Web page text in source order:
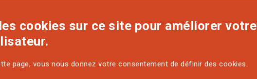
cookies sur ce site pour améliorer votre
page, vous nous donnez votre consentement de définir des cookies.